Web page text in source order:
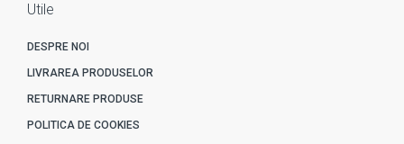
Utile
DESPRE NOI
LIVRAREA PRODUSELOR
RETURNARE PRODUSE
POLITICA DE COOKIES